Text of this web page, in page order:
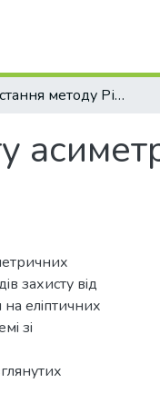
Використання методу Рістретто для захисту асиметричних алгоритмів від атак малого кофактору
захисту вiд
елiптичних
зi